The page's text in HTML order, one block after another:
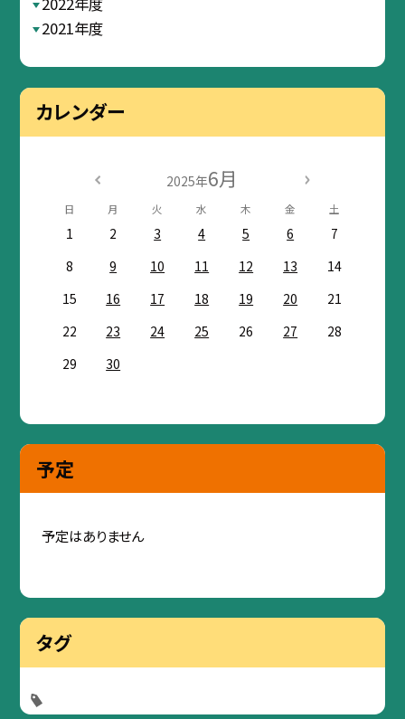
2021年度
カレンダー
2025年6月
日 月 火 水 木 金 土
1 2 3 4 5 6
7
8
9 10 11 12 13
14
15
16 17 18 19 20
21
22
23 24 25 26 27
28
29
30
予定
予定はありません
タグ